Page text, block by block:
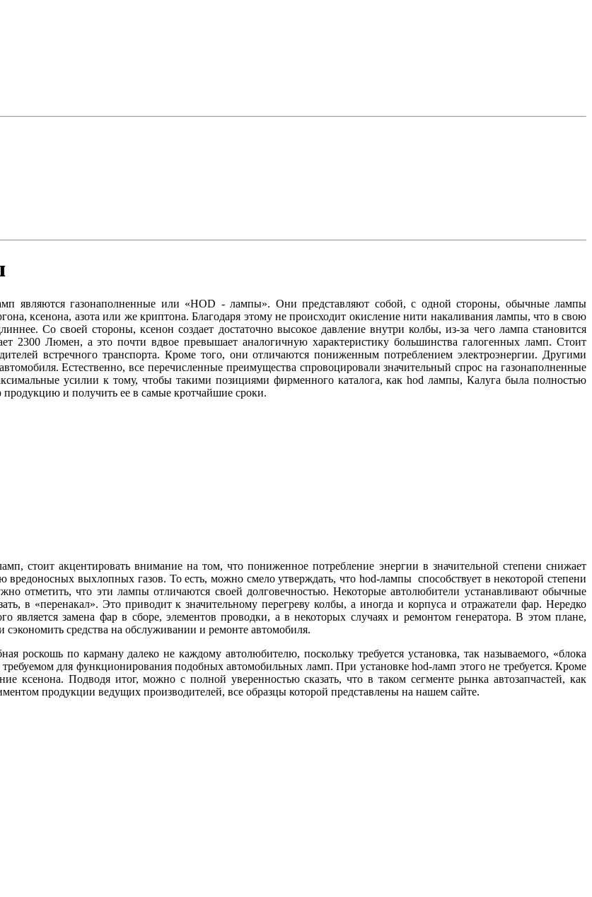
являются газонаполненные или «HOD - лампы». Они представляют собой, с одной стороны, обычные лампы
ксенона, азота или же криптона. Благодаря этому не происходит окисление нити накаливания лампы, что в свою
Со своей стороны, ксенон создает достаточно высокое давление внутри колбы, из-за чего лампа становится
2300 Люмен, а это почти вдвое превышает аналогичную характеристику большинства галогенных ламп. Стоит
встречного транспорта. Кроме того, они отличаются пониженным потреблением электроэнергии. Другими
Естественно, все перечисленные преимущества спровоцировали значительный спрос на газонаполненные
усилии к тому, чтобы такими позициями фирменного каталога, как hod лампы, Калуга была полностью
продукцию и получить ее в самые кротчайшие сроки.
стоит акцентировать внимание на том, что пониженное потребление энергии в значительной степени снижает
выхлопных газов. То есть, можно смело утверждать, что hod-лампы способствует в некоторой степени
отметить, что эти лампы отличаются своей долговечностью. Некоторые автолюбители устанавливают обычные
в «перенакал». Это приводит к значительному перегреву колбы, а иногда и корпуса и отражатели фар. Нередко
является замена фар в сборе, элементов проводки, а в некоторых случаях и ремонтом генератора. В этом плане,
сэкономить средства на обслуживании и ремонте автомобиля.
роскошь по карману далеко не каждому автолюбителю, поскольку требуется установка, так называемого, «блока
для функционирования подобных автомобильных ламп. При установке hod-ламп этого не требуется. Кроме
ксенона. Подводя итог, можно с полной уверенностью сказать, что в таком сегменте рынка автозапчастей, как
продукции ведущих производителей, все образцы которой представлены на нашем сайте.